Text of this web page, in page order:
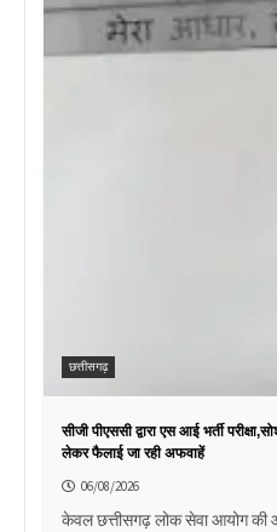
छत्तीसगढ़
सीजी पीएससी द्वारा एस आई भर्ती
लेकर फैलाई जा रही अफवाहें
06/08/2026
केवल छत्तीसगढ़ लोक सेवा आयोग की